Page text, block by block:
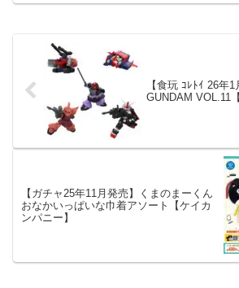
【食玩 ｺﾚﾄｲ 26年
GUNDAM VOL.11
【ガチャ25年11月発売】くまのまーくん
おなかいっぱいな巾着アソート【ケイカ
ンパニー】